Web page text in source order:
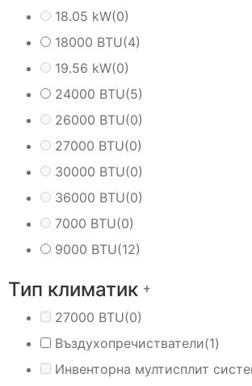
18.05 kW(0)
18000 BTU(4)
19.56 kW(0)
24000 BTU(5)
26000 BTU(0)
27000 BTU(0)
30000 BTU(0)
36000 BTU(0)
7000 BTU(0)
9000 BTU(12)
Тип климатик +
27000 BTU(0)
Въздухопречистватели(1)
Инвенторна мултисплит